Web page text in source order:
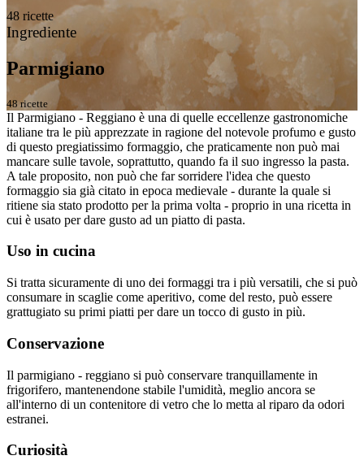
48 ricette
Ingrediente
Parmigiano
48 ricette
Il Parmigiano - Reggiano è una di quelle eccellenze gastronomiche
italiane tra le più apprezzate in ragione del notevole profumo e gusto
di questo pregiatissimo formaggio, che praticamente non può mai
mancare sulle tavole, soprattutto, quando fa il suo ingresso la pasta.
A tale proposito, non può che far sorridere l'idea che questo
formaggio sia già citato in epoca medievale - durante la quale si
ritiene sia stato prodotto per la prima volta - proprio in una ricetta in
cui è usato per dare gusto ad un piatto di pasta.
Uso in cucina
Si tratta sicuramente di uno dei formaggi tra i più versatili, che si può
consumare in scaglie come aperitivo, come del resto, può essere
grattugiato su primi piatti per dare un tocco di gusto in più.
Conservazione
Il parmigiano - reggiano si può conservare tranquillamente in
frigorifero, mantenendone stabile l'umidità, meglio ancora se
all'interno di un contenitore di vetro che lo metta al riparo da odori
estranei.
Curiosità